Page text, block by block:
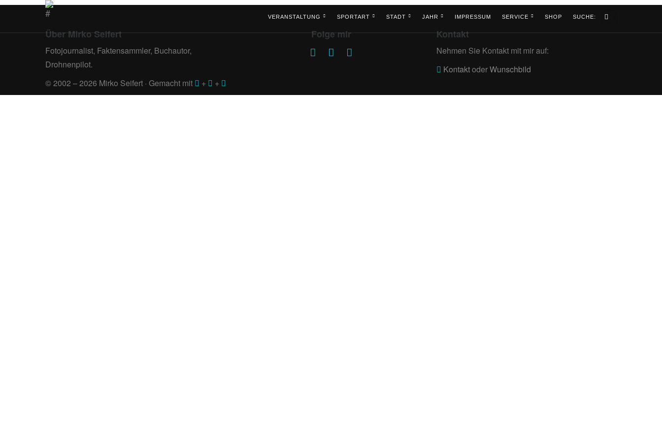
VERANSTALTUNG SPORTART STADT JAHR IMPRESSUM SERVICE SHOP SUCHE:
Über Mirko Seifert
Fotojournalist, Faktensammler, Buchautor,
Drohnenpilot.
© 2002 – 2026 Mirko Seifert · Gemacht mit
+ +
Folge mir Kontakt
Nehmen Sie Kontakt mit mir auf:
KontaktoderWunschbild